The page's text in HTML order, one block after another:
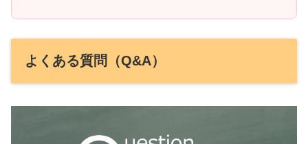
よくある質問（Q&A）